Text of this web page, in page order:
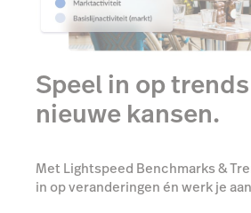
Speel in op
nieuwe kansen.
Met Lightspeed Benchmarks &
in op veranderingen én werk je